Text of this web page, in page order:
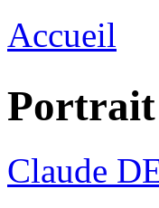
Vous êtes ici
Accueil
Portrait
Claude